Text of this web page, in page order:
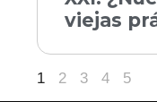
viejas
1 2 3 4 5